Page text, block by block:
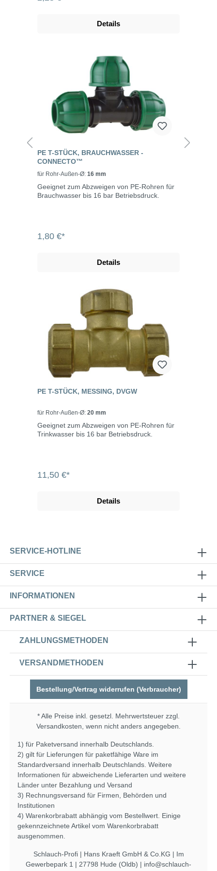
Details
PE T-STÜCK, BRAUCHWASSER -
CONNECTO™
für Rohr-Außen-Ø: 16 mm
Geeignet zum Abzweigen von PE-Rohren für
Brauchwasser bis 16 bar Betriebsdruck.
1,80 €*
Details
PE T-STÜCK, MESSING, DVGW
für Rohr-Außen-Ø: 20 mm
Geeignet zum Abzweigen von PE-Rohren für
Trinkwasser bis 16 bar Betriebsdruck.
11,50 €*
Details
SERVICE-HOTLINE
SERVICE
INFORMATIONEN
PARTNER & SIEGEL
ZAHLUNGSMETHODEN
VERSANDMETHODEN
Bestellung/Vertrag widerrufen (Verbraucher)
* Alle Preise inkl. gesetzl. Mehrwertsteuer zzgl.
Versandkosten , wenn nicht anders angegeben.
1) für Paketversand innerhalb Deutschlands.
2) gilt für Lieferungen für paketfähige Ware im
Standardversand innerhalb Deutschlands. Weitere
Informationen für abweichende Lieferarten und weitere
Länder unter Bezahlung und Versand
3) Rechnungsversand für Firmen, Behörden und
Institutionen
4) Warenkorbrabatt abhängig vom Bestellwert. Einige
gekennzeichnete Artikel vom Warenkorbrabatt
ausgenommen.
Schlauch-Profi | Hans Kraeft GmbH & Co.KG | Im
Gewerbepark 1 | 27798 Hude (Oldb) | info@schlauch-